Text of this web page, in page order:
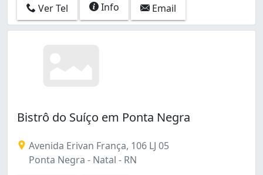
Ver Tel Info Email
Bistrô do Suíço em Ponta Negra
Avenida Erivan França, 106 LJ 05
Ponta Negra - Natal - RN